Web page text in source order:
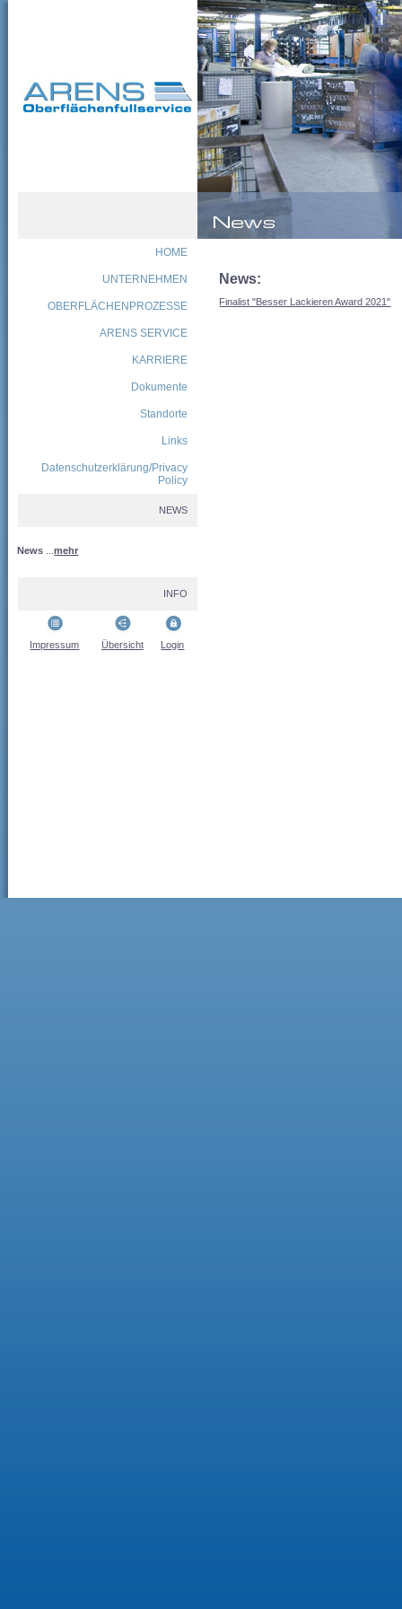
HOME
UNTERNEHMEN
OBERFLÄCHENPROZESSE
ARENS SERVICE
KARRIERE
Dokumente
Standorte
Links
Datenschutzerklärung/Privacy
Policy
NEWS
News ...mehr
INFO
Impressum Übersicht Login
News:
Finalist "Besser Lackieren Award 2021"